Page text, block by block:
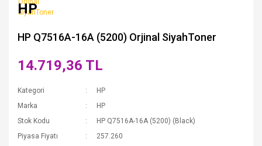
HP
HP Q7516A-16A (5200) Orjinal SiyahToner
14.719,36 TL
Kategori
HP
Marka
HP
Stok Kodu
HP Q7516A-16A (5200) (Black)
Piyasa Fiyatı
257.260